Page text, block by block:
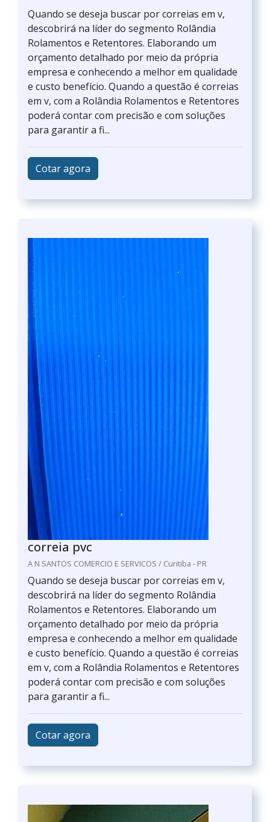
Quando se deseja buscar por correias em v,
descobrirá na líder do segmento Rolândia
Rolamentos e Retentores. Elaborando um
orçamento detalhado por meio da própria
empresa e conhecendo a melhor em qualidade
e custo benefício. Quando a questão é correias
em v, com a Rolândia Rolamentos e Retentores
poderá contar com precisão e com soluções
para garantir a fi...
Cotar agora
correia pvc
A N SANTOS COMERCIO E SERVICOS / Curitiba - PR
Quando se deseja buscar por correias em v,
descobrirá na líder do segmento Rolândia
Rolamentos e Retentores. Elaborando um
orçamento detalhado por meio da própria
empresa e conhecendo a melhor em qualidade
e custo benefício. Quando a questão é correias
em v, com a Rolândia Rolamentos e Retentores
poderá contar com precisão e com soluções
para garantir a fi...
Cotar agora